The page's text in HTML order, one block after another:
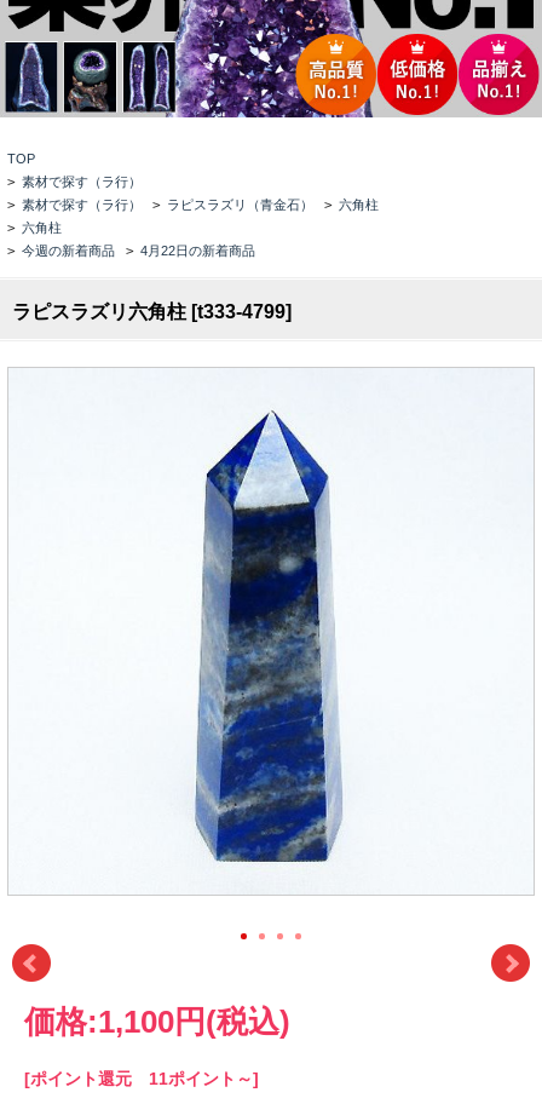
TOP
> 素材で探す（ラ行）
> 素材で探す（ラ行） > ラピスラズリ（青金石） > 六角柱
> 六角柱
> 今週の新着商品 > 4月22日の新着商品
ラピスラズリ六角柱 [t333-4799]
価格:1,100円 (税込)
[ポイント還元 11ポイント～]